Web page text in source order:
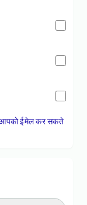
ईमेल कर सकते